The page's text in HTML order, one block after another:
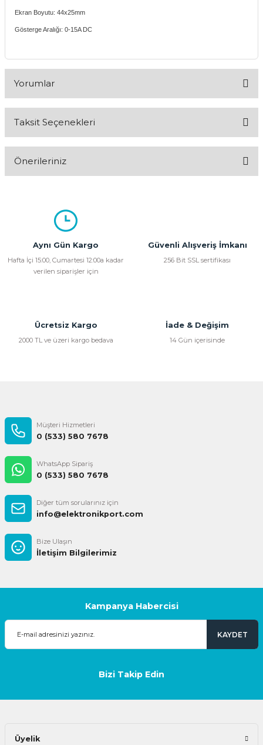
Ekran Boyutu: 44x25mm
Gösterge Aralığı: 0-15A DC
Yorumlar
Taksit Seçenekleri
Önerileriniz
kullanarak tarafımıza iletebilirsiniz.
Görüş ve önerileriniz için teşekkür ederiz.
Ürün açıklamasında eksik bilgiler bulunuyor.
Bu ürüne benzer farklı alternatifler olmalı.
Aynı Gün Kargo
Hafta İçi 15:00, Cumartesi 12:00a kadar
verilen siparişler için
Güvenli Alışveriş İmkanı
256 Bit SSL sertifikası
Ücretsiz Kargo
2000 TL ve üzeri kargo bedava
İade & Değişim
14 Gün içerisinde
Müşteri Hizmetleri
0 (533) 580 7678
WhatsApp Sipariş
0 (533) 580 7678
Diğer tüm sorularınız için
info@elektronikport.com
Bize Ulaşın
İletişim Bilgilerimiz
Kampanya Habercisi
KAYDET
Bizi Takip Edin
Üyelik